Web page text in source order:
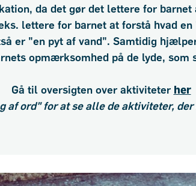
da det gør det lettere for
lettere for barnet at forstå hvad
er "en pyt af vand". Samtidig
opmærksomhed på de lyde, som
Gå til oversigten over aktiviteter her
af ord" for at se alle de aktiviteter,